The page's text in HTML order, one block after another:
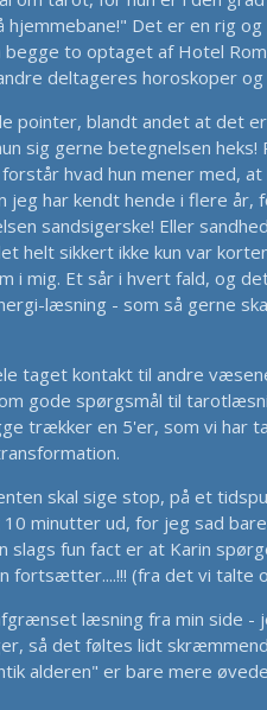
– Mannah Bliver
jeg nødt til at finde mig i det.
Et Livs Kampe
Dø i Stilhed - Om Unge,
Hotel Romantik - Karin
Sølby - Segment 1
Principper: Den Enkle Vej Ud
Det er en rig
to optaget af Hotel
deltageres horoskoper
pointer, blandt andet at det
sig gerne betegnelsen
hvad hun mener med,
jeg har kendt hende i flere år,
sandsigerske! Eller
helt sikkert ikke kun var
i mig. Et sår i hvert fald, og
læsning - som så gerne
taget kontakt til andre
gode spørgsmål til
trækker en 5'er, som vi har
skal sige stop, på et
minutter ud, for jeg sad
slags fun fact er at Karin
fortsætter....!!! (fra det vi talte
læsning fra min side -
så det føltes lidt
alderen" er bare mere